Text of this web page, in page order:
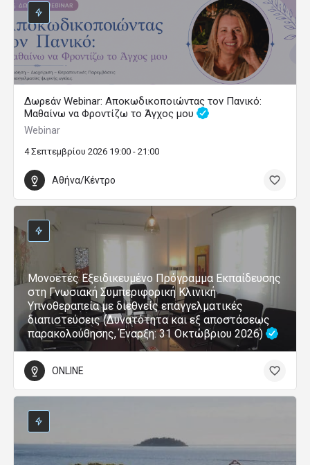
Δωρεάν Webinar: Αποκωδικοποιώντας τον Πανικό:
Μαθαίνω να Φροντίζω το Άγχος μου
Webinar
4 Σεπτεμβρίου 2026 19:00 - 21:00
Αθήνα/Κέντρο
Μονοετές Εξειδικευμένο Πρόγραμμα Εκπαίδευσης
στη Γνωσιακή Συμπεριφορική Κλινική
Υπνοθεραπεία με διεθνείς επαγγελματικές
διαπιστεύσεις (Δυνατότητα και εξ αποστάσεως
παρακολούθησης, Έναρξη: 31 Οκτώβριου 2026)
ONLINE